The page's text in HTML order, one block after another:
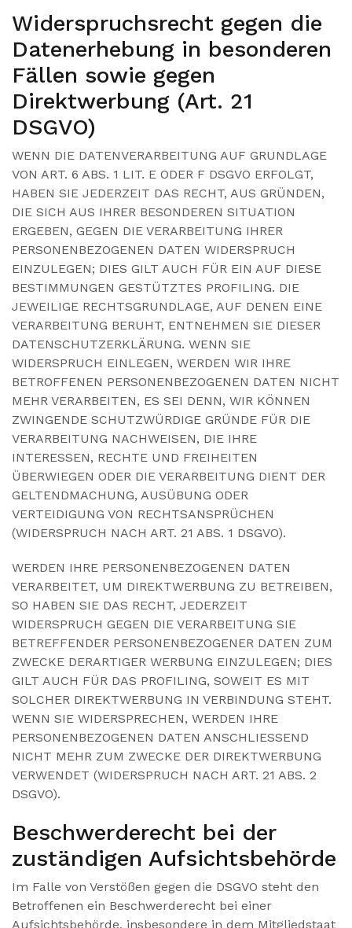
Widerspruchsrecht gegen die
Datenerhebung in besonderen
Fällen sowie gegen
Direktwerbung (Art. 21
DSGVO)
WENN DIE DATENVERARBEITUNG AUF GRUNDLAGE
VON ART. 6 ABS. 1 LIT. E ODER F DSGVO ERFOLGT,
HABEN SIE JEDERZEIT DAS RECHT, AUS GRÜNDEN,
DIE SICH AUS IHRER BESONDEREN SITUATION
ERGEBEN, GEGEN DIE VERARBEITUNG IHRER
PERSONENBEZOGENEN DATEN WIDERSPRUCH
EINZULEGEN; DIES GILT AUCH FÜR EIN AUF DIESE
BESTIMMUNGEN GESTÜTZTES PROFILING. DIE
JEWEILIGE RECHTSGRUNDLAGE, AUF DENEN EINE
VERARBEITUNG BERUHT, ENTNEHMEN SIE DIESER
DATENSCHUTZERKLÄRUNG. WENN SIE
WIDERSPRUCH EINLEGEN, WERDEN WIR IHRE
BETROFFENEN PERSONENBEZOGENEN DATEN NICHT
MEHR VERARBEITEN, ES SEI DENN, WIR KÖNNEN
ZWINGENDE SCHUTZWÜRDIGE GRÜNDE FÜR DIE
VERARBEITUNG NACHWEISEN, DIE IHRE
INTERESSEN, RECHTE UND FREIHEITEN
ÜBERWIEGEN ODER DIE VERARBEITUNG DIENT DER
GELTENDMACHUNG, AUSÜBUNG ODER
VERTEIDIGUNG VON RECHTSANSPRÜCHEN
(WIDERSPRUCH NACH ART. 21 ABS. 1 DSGVO).
WERDEN IHRE PERSONENBEZOGENEN DATEN
VERARBEITET, UM DIREKTWERBUNG ZU BETREIBEN,
SO HABEN SIE DAS RECHT, JEDERZEIT
WIDERSPRUCH GEGEN DIE VERARBEITUNG SIE
BETREFFENDER PERSONENBEZOGENER DATEN ZUM
ZWECKE DERARTIGER WERBUNG EINZULEGEN; DIES
GILT AUCH FÜR DAS PROFILING, SOWEIT ES MIT
SOLCHER DIREKTWERBUNG IN VERBINDUNG STEHT.
WENN SIE WIDERSPRECHEN, WERDEN IHRE
PERSONENBEZOGENEN DATEN ANSCHLIESSEND
NICHT MEHR ZUM ZWECKE DER DIREKTWERBUNG
VERWENDET (WIDERSPRUCH NACH ART. 21 ABS. 2
DSGVO).
Beschwerde­recht bei der
zuständigen Aufsichts­behörde
Im Falle von Verstößen gegen die DSGVO steht den
Betroffenen ein Beschwerderecht bei einer
Aufsichtsbehörde, insbesondere in dem Mitgliedstaat